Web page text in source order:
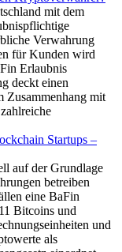
mit dem
Verwahrung
für Kunden wird
Erlaubnis
deckt einen
Zusammenhang mit
Startups –
auf der Grundlage
betreiben
eine BaFin
Bitcoins und
und
als